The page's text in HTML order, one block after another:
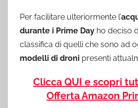
Per facilitare ulteriormente l’
durante i Prime Day ho deciso
classifica di quelli che sono ad
modelli di droni presenti
Clicca QUI e scopri
Offerta Amazon